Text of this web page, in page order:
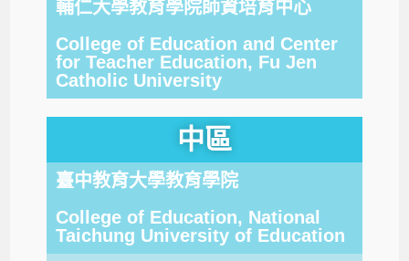
輔仁大學教育學院師資培育中心
College of Education and Center
for Teacher Education, Fu Jen
Catholic University
中區
臺中教育大學教育學院
College of Education, National
Taichung University of Education